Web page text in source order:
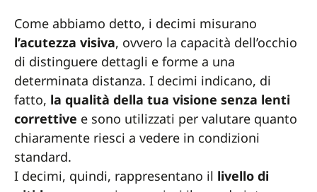
Come abbiamo detto, i decimi misurano
l’acutezza visiva, ovvero la capacità dell’occhio
di distinguere dettagli e forme a una
determinata distanza. I decimi indicano, di
fatto, la qualità della tua visione senza lenti
correttive e sono utilizzati per valutare quanto
chiaramente riesci a vedere in condizioni
standard.
I decimi, quindi, rappresentano il livello di